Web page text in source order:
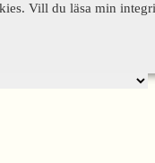
Vill du läsa min